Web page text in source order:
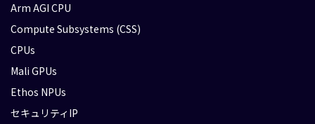
Arm AGI CPU
Compute Subsystems (CSS)
CPUs
Mali GPUs
Ethos NPUs
セキュリティIP